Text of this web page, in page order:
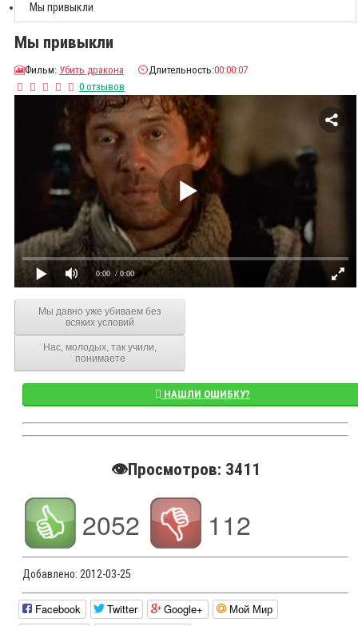
Мы привыкли
Мы привыкли
🎦Фильм: Убить дракона ⏲️Длительность:00:00:07
0 отзывов
0:00 / 0:00
Мы давно уже убиваем без
всяких условий
Нас, молодых, так учили,
понимаете
НАШЛИ ОШИБКУ?
👁️Просмотров: 3411
2052 112
Добавлено: 2012-03-25
Facebook Twitter Google+
Мой Мир